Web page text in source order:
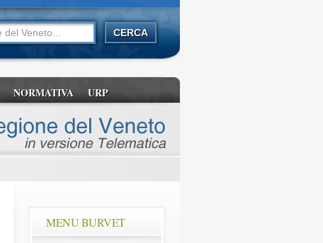
NORMATIVA URP
MENU BURVET